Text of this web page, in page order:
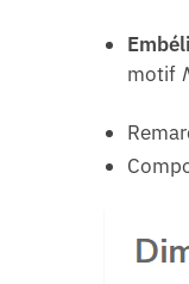
motif